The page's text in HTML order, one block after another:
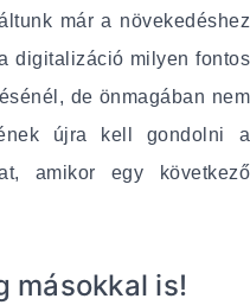
már a növekedéshez
digitalizáció milyen fontos
de önmagában nem
újra kell gondolni a
amikor egy következő
másokkal is!